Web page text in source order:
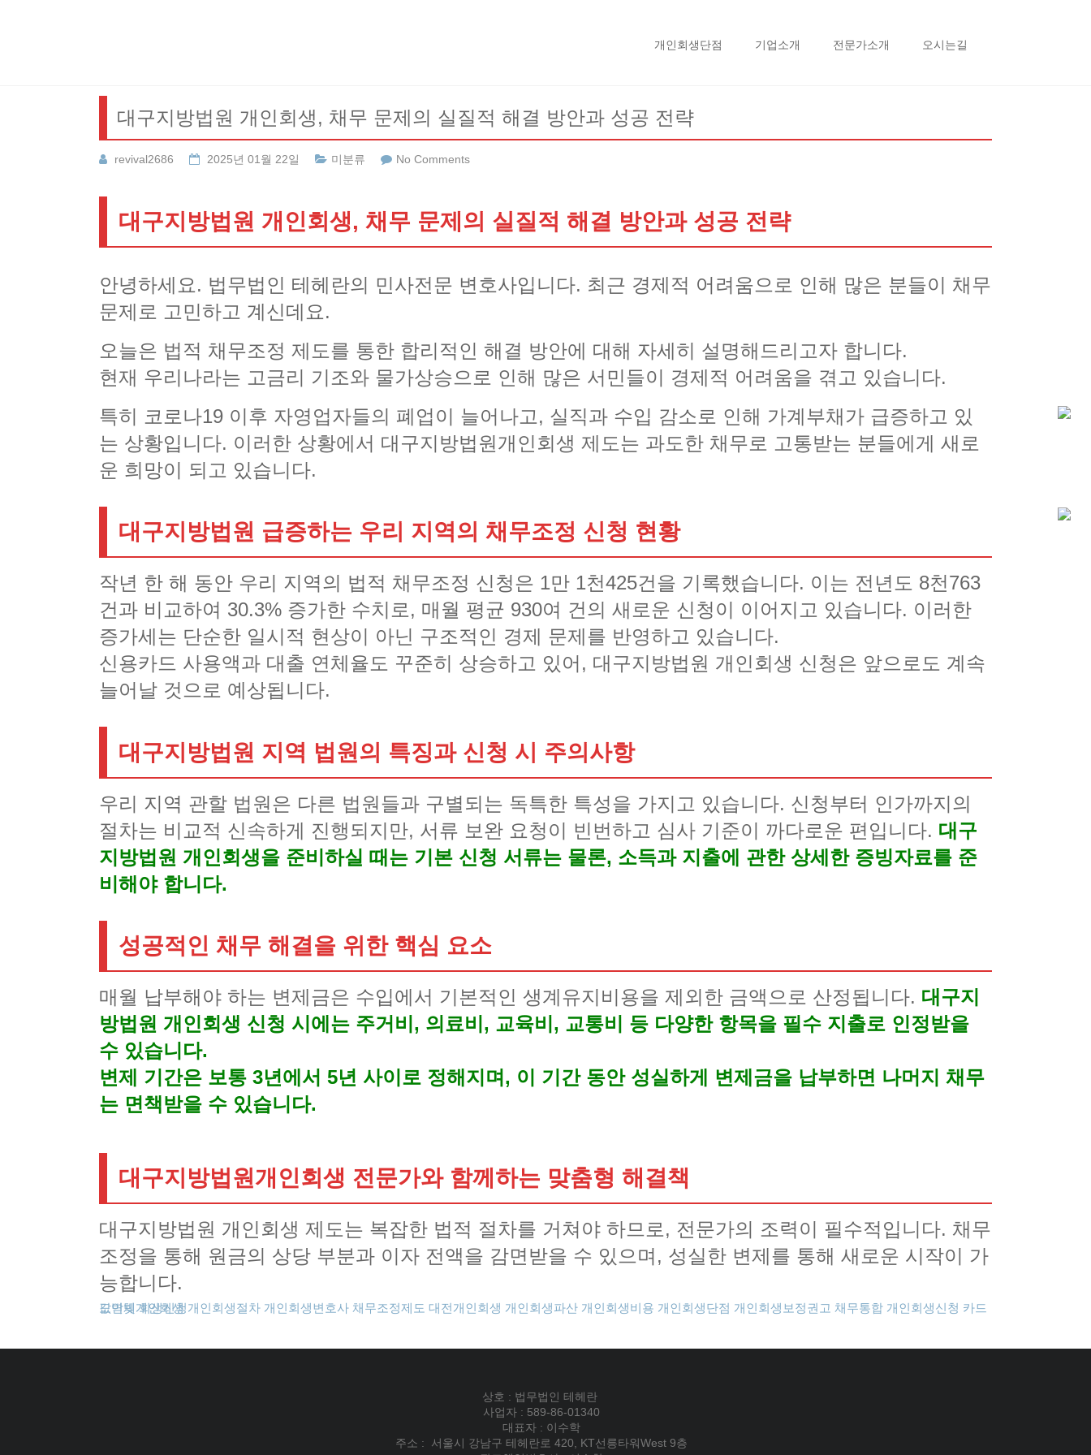
개인회생단점 기업소개 전문가소개 오시는길
대구지방법원 개인회생, 채무 문제의 실질적 해결 방안과 성공 전략
revival2686 2025년 01월 22일 미분류 No Comments
대구지방법원 개인회생, 채무 문제의 실질적 해결 방안과 성공 전략
안녕하세요. 법무법인 테헤란의 민사전문 변호사입니다. 최근 경제적 어려움으로 인해 많은 분들이 채무
문제로 고민하고 계신데요.
오늘은 법적 채무조정 제도를 통한 합리적인 해결 방안에 대해 자세히 설명해드리고자 합니다.
현재 우리나라는 고금리 기조와 물가상승으로 인해 많은 서민들이 경제적 어려움을 겪고 있습니다.
특히 코로나19 이후 자영업자들의 폐업이 늘어나고, 실직과 수입 감소로 인해 가계부채가 급증하고 있
는 상황입니다. 이러한 상황에서 대구지방법원개인회생 제도는 과도한 채무로 고통받는 분들에게 새로
운 희망이 되고 있습니다.
대구지방법원 급증하는 우리 지역의 채무조정 신청 현황
작년 한 해 동안 우리 지역의 법적 채무조정 신청은 1만 1천425건을 기록했습니다. 이는 전년도 8천763
건과 비교하여 30.3% 증가한 수치로, 매월 평균 930여 건의 새로운 신청이 이어지고 있습니다. 이러한
증가세는 단순한 일시적 현상이 아닌 구조적인 경제 문제를 반영하고 있습니다.
신용카드 사용액과 대출 연체율도 꾸준히 상승하고 있어, 대구지방법원 개인회생 신청은 앞으로도 계속
늘어날 것으로 예상됩니다.
대구지방법원 지역 법원의 특징과 신청 시 주의사항
우리 지역 관할 법원은 다른 법원들과 구별되는 독특한 특성을 가지고 있습니다. 신청부터 인가까지의
절차는 비교적 신속하게 진행되지만, 서류 보완 요청이 빈번하고 심사 기준이 까다로운 편입니다. 대구
지방법원 개인회생을 준비하실 때는 기본 신청 서류는 물론, 소득과 지출에 관한 상세한 증빙자료를 준
비해야 합니다.
성공적인 채무 해결을 위한 핵심 요소
매월 납부해야 하는 변제금은 수입에서 기본적인 생계유지비용을 제외한 금액으로 산정됩니다. 대구지
방법원 개인회생 신청 시에는 주거비, 의료비, 교육비, 교통비 등 다양한 항목을 필수 지출로 인정받을
수 있습니다.
변제 기간은 보통 3년에서 5년 사이로 정해지며, 이 기간 동안 성실하게 변제금을 납부하면 나머지 채무
는 면책받을 수 있습니다.
대구지방법원개인회생 전문가와 함께하는 맞춤형 해결책
대구지방법원 개인회생 제도는 복잡한 법적 절차를 거쳐야 하므로, 전문가의 조력이 필수적입니다. 채무
조정을 통해 원금의 상당 부분과 이자 전액을 감면받을 수 있으며, 성실한 변제를 통해 새로운 시작이 가
능합니다.
도박빚개인회생 개인회생절차 개인회생변호사 채무조정제도 대전개인회생 개인회생파산 개인회생비용 개인회생단점 개인회생보정권고 채무통합 개인회생신청
카드값연체 회생신청
상호 : 법무법인 테헤란
사업자 : 589-86-01340
대표자 : 이수학
주소 : 서울시 강남구 테헤란로 420, KT선릉타워West 9층